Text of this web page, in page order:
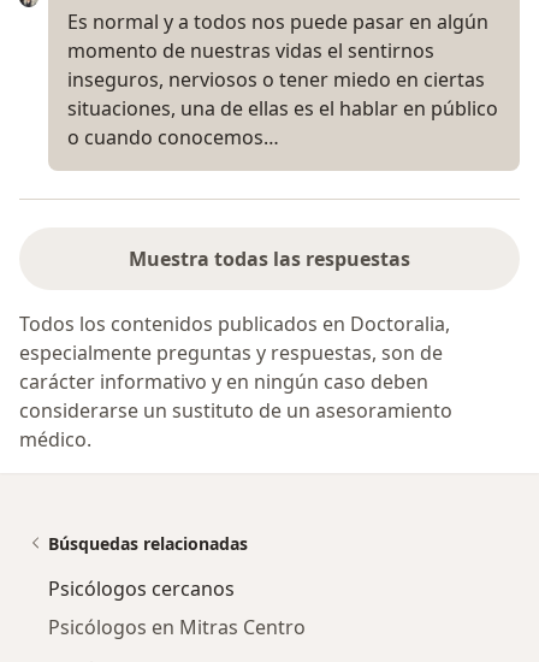
Es normal y a todos nos puede pasar en algún
momento de nuestras vidas el sentirnos
inseguros, nerviosos o tener miedo en ciertas
situaciones, una de ellas es el hablar en público
o cuando conocemos…
Muestra todas las respuestas
Todos los contenidos publicados en Doctoralia,
especialmente preguntas y respuestas, son de
carácter informativo y en ningún caso deben
considerarse un sustituto de un asesoramiento
médico.
Búsquedas relacionadas
Psicólogos cercanos
Psicólogos en Mitras Centro